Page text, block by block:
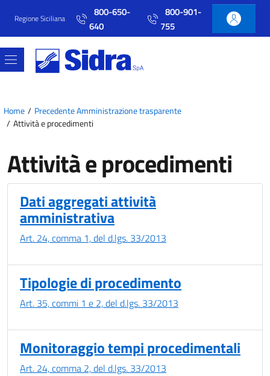
Vai al contenuto principale
Vai al menu principale
Regione Siciliana
800-650-
640
800-901-
755
Home
Precedente Amministrazione trasparente
Attività e procedimenti
Attività e procedimenti
Dati aggregati attività
amministrativa
Art. 24, comma 1, del d.lgs. 33/2013
Tipologie di procedimento
Art. 35, commi 1 e 2, del d.lgs. 33/2013
Monitoraggio tempi procedimentali
Art. 24, comma 2, del d.lgs. 33/2013